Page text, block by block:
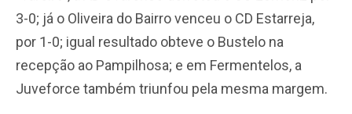
3-0; já o Oliveira do Bairro venceu o CD Estarreja,
por 1-0; igual resultado obteve o Bustelo na
recepção ao Pampilhosa; e em Fermentelos, a
Juveforce também triunfou pela mesma margem.